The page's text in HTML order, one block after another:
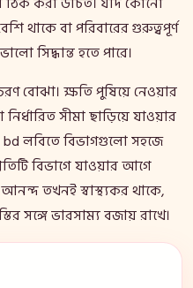
থাকে বা পরিবারের গুরুত্বপূর্ণ
সিদ্ধান্ত হতে পারে।
বোঝা। ক্ষতি পুষিয়ে নেওয়ার
সীমা ছাড়িয়ে যাওয়ার
bd লবিতে বিভাগগুলো সহজে
বিভাগে যাওয়ার আগে
তখনই স্বাস্থ্যকর থাকে,
সঙ্গে ভারসাম্য বজায় রাখে।